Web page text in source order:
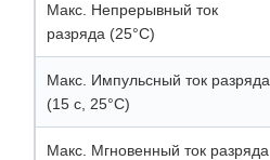
Макс. Непрерывный ток
разряда (25°C)
Макс. Импульсный ток разряда
(15 с, 25°C)
Макс. Мгновенный ток разряда